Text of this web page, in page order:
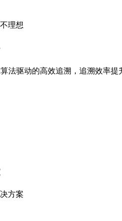
理想
法驱动的高效追溯，追溯效率提
方案